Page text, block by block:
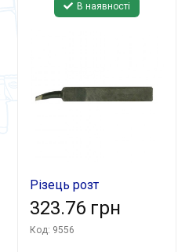
В наявності
Різець розт
25х16х200 ВК8 гл
323.76 грн
Код: 9556